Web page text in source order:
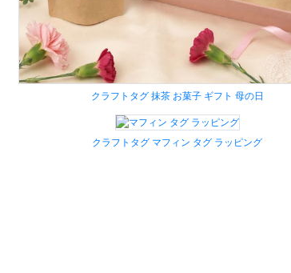
クラフトタグ 抹茶 お菓子 ギフト 母の日
クラフトタグ マフィン タグ ラッピング